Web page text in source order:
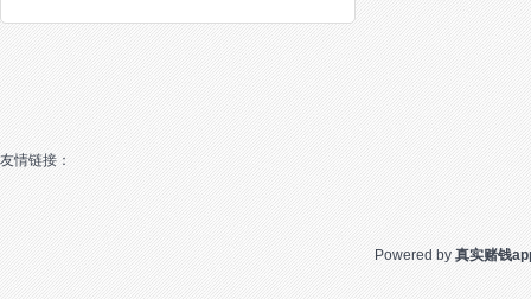
友情链接：
Powered by 真实赌钱